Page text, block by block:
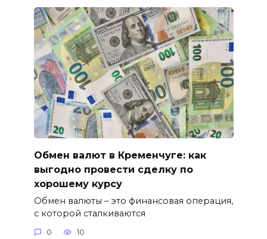
Обмен валют в Кременчуге: как
выгодно провести сделку по
хорошему курсу
Обмен валюты – это финансовая операция,
с которой сталкиваются
0 10